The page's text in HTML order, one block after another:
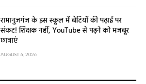
रामानुजगंज के इस स्कूल में बेटियों की पढ़ाई पर
संकट! शिक्षक नहीं, YouTube से पढ़ने को मजबूर
छात्राएं
AUGUST 6, 2026